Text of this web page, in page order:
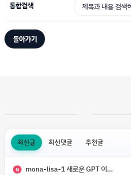
통합검색
돌아가기
최신글 최신댓글 추천글
N mona-lisa-1 새로운 GPT 이미지 모델 등장